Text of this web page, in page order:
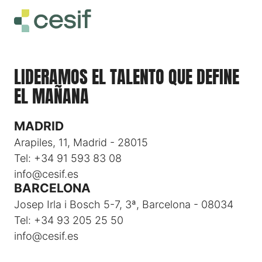
LIDERAMOS EL TALENTO QUE DEFINE
EL MAÑANA
MADRID
Arapiles, 11, Madrid - 28015
Tel: +34 91 593 83 08
info@cesif.es
BARCELONA
Josep Irla i Bosch 5-7, 3ª, Barcelona - 08034
Tel: +34 93 205 25 50
info@cesif.es